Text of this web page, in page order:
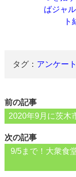
ばジャ
ト
タグ： アンケート
前の記事
2020年9月に茨木
次の記事
9/5まで！大衆食